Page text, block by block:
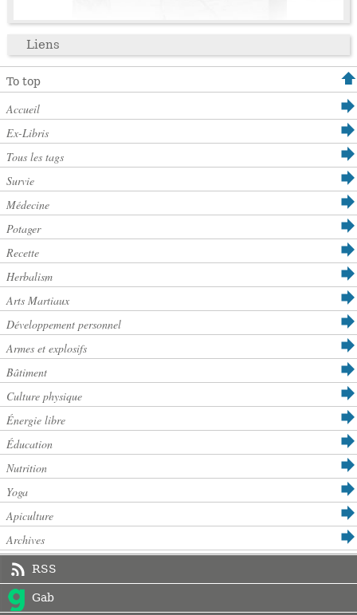
Liens
To top
Accueil
Ex-Libris
Tous les tags
Survie
Médecine
Potager
Recette
Herbalism
Arts Martiaux
Développement personnel
Armes et explosifs
Bâtiment
Culture physique
Énergie libre
Éducation
Nutrition
Yoga
Apiculture
Archives
RSS
Gab